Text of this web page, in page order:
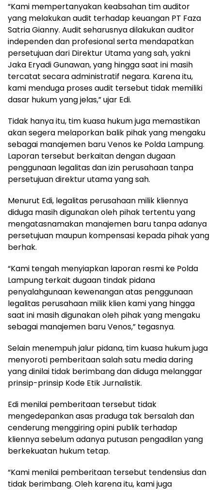
“Kami mempertanyakan keabsahan tim auditor
yang melakukan audit terhadap keuangan PT Faza
Satria Gianny. Audit seharusnya dilakukan auditor
independen dan profesional serta mendapatkan
persetujuan dari Direktur Utama yang sah, yakni
Jaka Eryadi Gunawan, yang hingga saat ini masih
tercatat secara administratif negara. Karena itu,
kami menduga proses audit tersebut tidak memiliki
dasar hukum yang jelas,” ujar Edi.
Tidak hanya itu, tim kuasa hukum juga memastikan
akan segera melaporkan balik pihak yang mengaku
sebagai manajemen baru Venos ke Polda Lampung.
Laporan tersebut berkaitan dengan dugaan
penggunaan legalitas dan izin perusahaan tanpa
persetujuan direktur utama yang sah.
Menurut Edi, legalitas perusahaan milik kliennya
diduga masih digunakan oleh pihak tertentu yang
mengatasnamakan manajemen baru tanpa adanya
persetujuan maupun kompensasi kepada pihak yang
berhak.
“Kami tengah menyiapkan laporan resmi ke Polda
Lampung terkait dugaan tindak pidana
penyalahgunaan kewenangan atas penggunaan
legalitas perusahaan milik klien kami yang hingga
saat ini masih digunakan oleh pihak yang mengaku
sebagai manajemen baru Venos,” tegasnya.
Selain menempuh jalur pidana, tim kuasa hukum juga
menyoroti pemberitaan salah satu media daring
yang dinilai tidak berimbang dan diduga melanggar
prinsip-prinsip Kode Etik Jurnalistik.
Edi menilai pemberitaan tersebut tidak
mengedepankan asas praduga tak bersalah dan
cenderung menggiring opini publik terhadap
kliennya sebelum adanya putusan pengadilan yang
berkekuatan hukum tetap.
“Kami menilai pemberitaan tersebut tendensius dan
tidak berimbang. Oleh karena itu, kami juga